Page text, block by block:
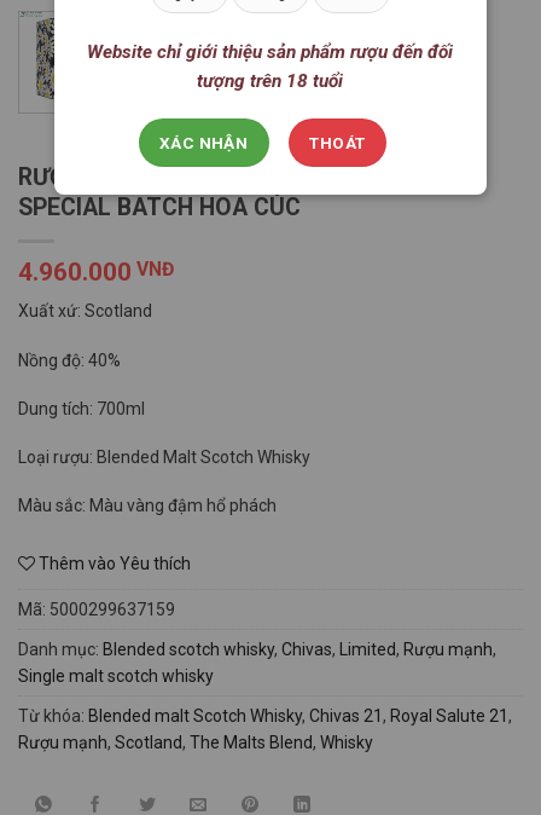
RƯỢU CHIVAS ROYAL SALUTE 21 YEARS
SPECIAL BATCH HOA CÚC
4.960.000 VNĐ
Xuất xứ: Scotland
Nồng độ: 40%
Dung tích: 700ml
Loại rượu: Blended Malt Scotch Whisky
Màu sắc: Màu vàng đậm hổ phách
Thêm vào Yêu thích
Mã: 5000299637159
Danh mục: Blended scotch whisky, Chivas, Limited, Rượu mạnh,
Single malt scotch whisky
Từ khóa: Blended malt Scotch Whisky, Chivas 21 , Royal Salute 21 ,
Rượu mạnh, Scotland, The Malts Blend, Whisky
Website chỉ giới thiệu sản phẩm rượu đến đối
tượng trên 18 tuổi
XÁC NHẬN THOÁT